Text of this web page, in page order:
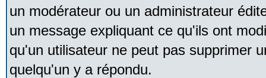
un modérateur ou un administrateur
un message expliquant ce qu'ils ont
qu'un utilisateur ne peut pas supprimer
quelqu'un y a répondu.